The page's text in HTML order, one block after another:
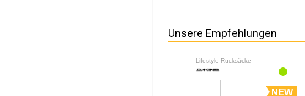
Unsere Empfehlungen
Lifestyle Rucksäcke
NEW